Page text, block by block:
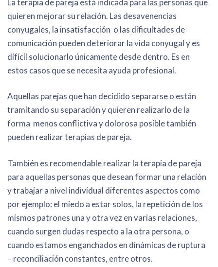
quieren mejorar su relación. Las desavenencias
conyugales, la insatisfacción o las dificultades de
comunicación pueden deteriorar la vida conyugal y es
difícil solucionarlo únicamente desde dentro. Es en
estos casos que se necesita ayuda profesional.
Aquellas parejas que han decidido separarse o están
tramitando su separación y quieren realizarlo de la
forma menos conflictiva y dolorosa posible también
pueden realizar terapias de pareja.
También es recomendable realizar la terapia de pareja
para aquellas personas que desean formar una relación
y trabajar a nivel individual diferentes aspectos como
por ejemplo: el miedo a estar solos, la repetición de los
mismos patrones una y otra vez en varias relaciones,
cuando surgen dudas respecto a la otra persona, o
cuando estamos enganchados en dinámicas de ruptura
– reconciliación constantes, entre otros.